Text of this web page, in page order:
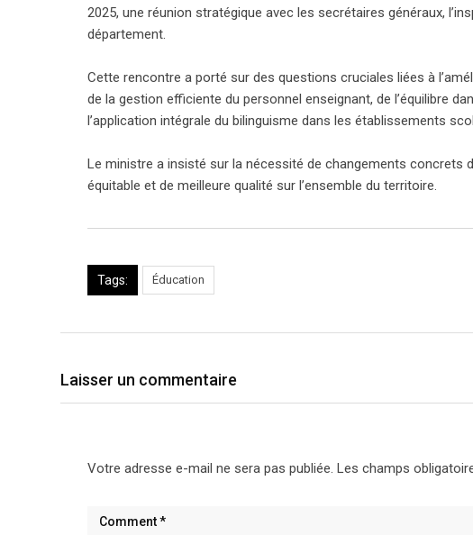
2025, une réunion stratégique avec les secrétaires généraux,
département.
Cette rencontre a porté sur des questions cruciales liées à
de la gestion efficiente du personnel enseignant, de l’équilibre
l’application intégrale du bilinguisme dans les établissements
Le ministre a insisté sur la nécessité de changements concrets
équitable et de meilleure qualité sur l’ensemble du territoire.
Tags: Éducation
Laisser un commentaire
Votre adresse e-mail ne sera pas publiée. Les champs